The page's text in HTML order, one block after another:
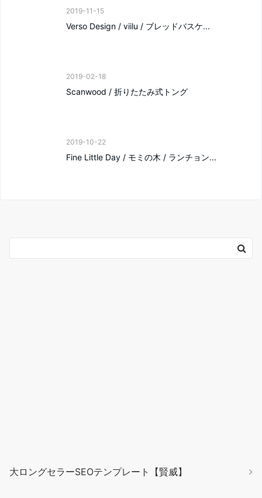
2019-11-15
Verso Design / viilu / ブレッドバスケ...
2019-02-18
Scanwood / 折りたたみ式トング
2019-10-22
Fine Little Day / モミの木 / ランチョン...
大ロングセラーSEOテンプレート【賢威】